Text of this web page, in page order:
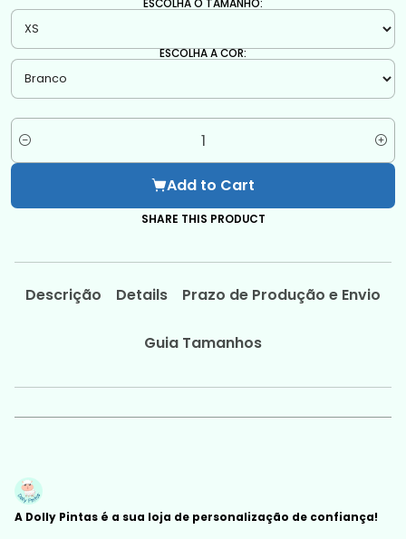
ESCOLHA O TAMANHO:
ESCOLHA A COR:
Quantity
Add to Cart
SHARE THIS PRODUCT
Descrição Details Prazo de Produção e Envio
Guia Tamanhos
A Dolly Pintas é a sua loja de personalização de confiança!